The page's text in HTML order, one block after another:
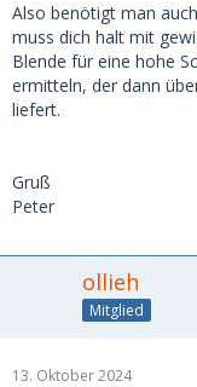
Also benötigt man
muss dich halt mit
Blende für eine hohe
ermitteln, der dann
liefert.
Gruß
Peter
ollieh
Mitglied
13. Oktober 2024